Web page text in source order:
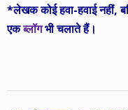
*लेखक कोई हवा-हवाई नहीं,
एकब्लॉगभी चलाते हैं।